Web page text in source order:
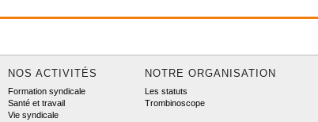
NOS ACTIVITÉS
Formation syndicale
Santé et travail
Vie syndicale
NOTRE ORGANISATION
Les statuts
Trombinoscope